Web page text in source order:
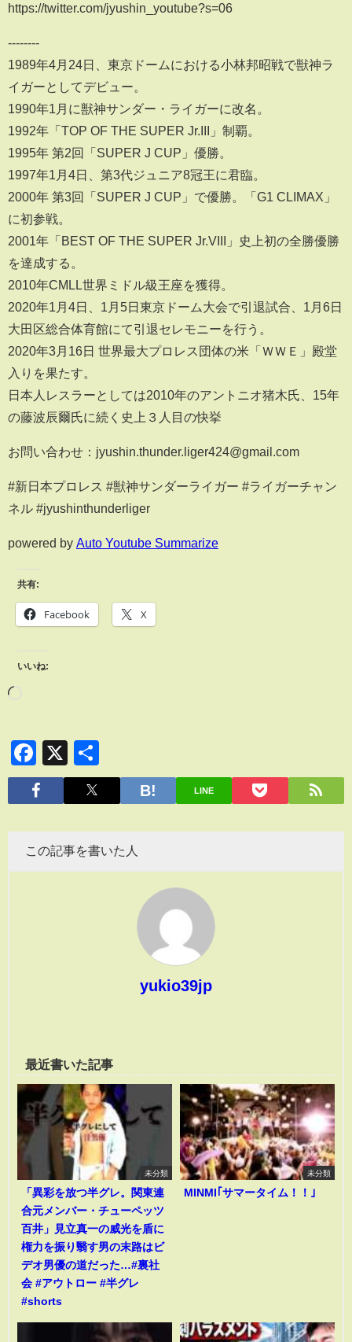
https://twitter.com/jyushin_youtube?s=06
--------
1989年4月24日、東京ドームにおける小林邦昭戦で獣神ラ
イガーとしてデビュー。
1990年1月に獣神サンダー・ライガーに改名。
1992年「TOP OF THE SUPER Jr.III」制覇。
1995年 第2回「SUPER J CUP」優勝。
1997年1月4日、第3代ジュニア8冠王に君臨。
2000年 第3回「SUPER J CUP」で優勝。「G1 CLIMAX」
に初参戦。
2001年「BEST OF THE SUPER Jr.VIII」史上初の全勝優勝
を達成する。
2010年CMLL世界ミドル級王座を獲得。
2020年1月4日、1月5日東京ドーム大会で引退試合、1月6日
大田区総合体育館にて引退セレモニーを行う。
2020年3月16日 世界最大プロレス団体の米「ＷＷＥ」殿堂
入りを果たす。
日本人レスラーとしては2010年のアントニオ猪木氏、15年
の藤波辰爾氏に続く史上３人目の快挙
お問い合わせ：jyushin.thunder.liger424@gmail.com
#新日本プロレス #獣神サンダーライガー #ライガーチャン
ネル #jyushinthunderliger
powered by Auto Youtube Summarize
共有:
Facebook X
いいね:
Facebook
X
有
LINE
この記事を書いた人
yukio39jp
最近書いた記事
未分類
「異彩を放つ半グレ。関東連
合元メンバー・チューペッツ
百井」見立真一の威光を盾に
権力を振り翳す男の末路はビ
デオ男優の道だった…#裏社
会 #アウトロー #半グレ
#shorts
未分類
MINMI｢サマータイム！！｣